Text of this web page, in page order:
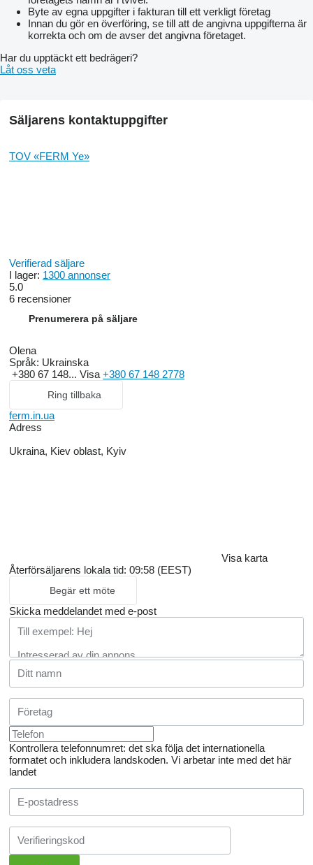
Byte av egna uppgifter i fakturan till ett verkligt företag
Innan du gör en överföring, se till att de angivna uppgifterna är
korrekta och om de avser det angivna företaget.
Har du upptäckt ett bedrägeri?
Låt oss veta
Säljarens kontaktuppgifter
TOV «FERM Ye»
Verifierad säljare
I lager: 1300 annonser
5.0
6 recensioner
Prenumerera på säljare
Olena
Språk: Ukrainska
+380 67 148... Visa +380 67 148 2778
Ring tillbaka
ferm.in.ua
Adress
Ukraina, Kiev oblast, Kyiv
Visa karta
Återförsäljarens lokala tid: 09:58 (EEST)
Begär ett möte
Skicka meddelandet med e-post
Kontrollera telefonnumret: det ska följa det internationella
formatet och inkludera landskoden. Vi arbetar inte med det här
landet